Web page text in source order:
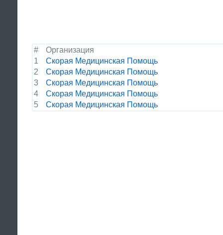
#
Организация
1
Скорая Медицинская Помощь
2
Скорая Медицинская Помощь
3
Скорая Медицинская Помощь
4
Скорая Медицинская Помощь
5
Скорая Медицинская Помощь